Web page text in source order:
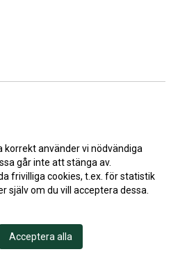
korrekt använder vi nödvändiga
går inte att stänga av.
frivilliga cookies, t.ex. för statistik
själv om du vill acceptera dessa.
Acceptera alla